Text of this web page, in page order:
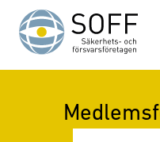
Hoppa till innehåll